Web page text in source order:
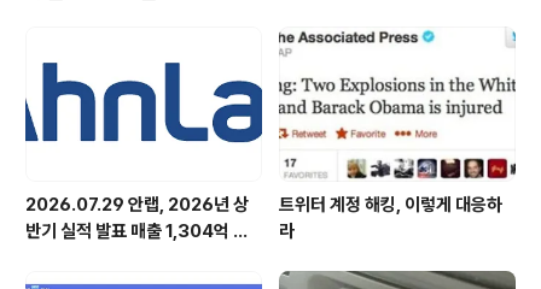
계 보안까지 다각도로 연구 중입니다. 또한 보안을 위한 보
안이 아니라 편리한 사용 환경을 뒷받침하는 ‘스마트한’ 보
안이 중요하다고 보고, 폭넓은 관점으로 접근하고자 합니
다. 안철수연구소는 이미 보유한 심비안, 윈도 모바일, 블랙
베리용 제품 외에 올 상반기 ..
2026.07.29 안랩, 2026년 상
반기 실적 발표 매출 1,304억 원,
트위터 계정 해킹, 이렇게 대응하
라